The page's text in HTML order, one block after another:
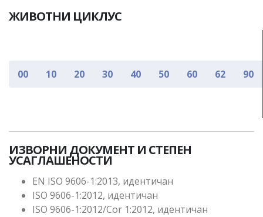
ЖИВОТНИ ЦИКЛУС
00 10 20 30 40 50 60 62 90
ИЗВОРНИ ДОКУМЕНТ И СТЕПЕН
УСАГЛАШЕНОСТИ
EN ISO 9606-1:2013, идентичан
ISO 9606-1:2012, идентичан
ISO 9606-1:2012/Cor 1:2012, идентичан